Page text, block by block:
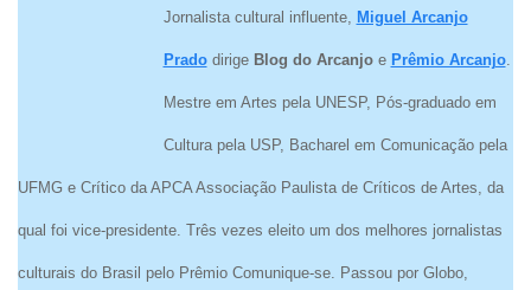
Jornalista cultural influente, Miguel Arcanjo
Pradodirige Blog do Arcanjoe Prêmio Arcanjo.
Mestre em Artes pela UNESP, Pós-graduado em
Cultura pela USP, Bacharel em Comunicação pela
UFMG e Crítico da APCA Associação Paulista de Críticos de Artes, da
qual foi vice-presidente. Três vezes eleito um dos melhores jornalistas
culturais do Brasil pelo Prêmio Comunique-se. Passou por Globo,